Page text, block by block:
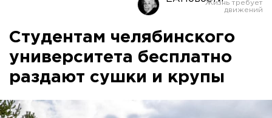
Студентам челябинского
университета бесплатно
раздают сушки и крупы